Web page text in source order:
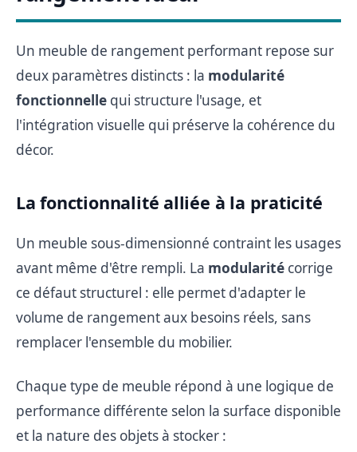
Un meuble de rangement performant repose sur
deux paramètres distincts : la modularité
fonctionnelle qui structure l'usage, et
l'intégration visuelle qui préserve la cohérence du
décor.
La fonctionnalité alliée à la praticité
Un meuble sous-dimensionné contraint les usages
avant même d'être rempli. La modularité corrige
ce défaut structurel : elle permet d'adapter le
volume de rangement aux besoins réels, sans
remplacer l'ensemble du mobilier.
Chaque type de meuble répond à une logique de
performance différente selon la surface disponible
et la nature des objets à stocker :